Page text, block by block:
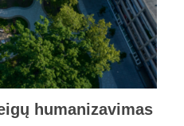
humanizavimas